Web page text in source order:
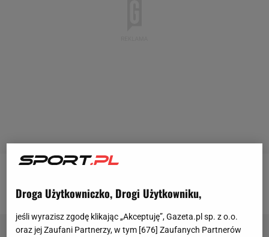
Jaqueline Carvalho
Droga Użytkowniczko, Drogi Użytkowniku,
jeśli wyrazisz zgodę klikając „Akceptuję”, Gazeta.pl sp. z o.o.
oraz jej Zaufani Partnerzy, w tym [676] Zaufanych Partnerów